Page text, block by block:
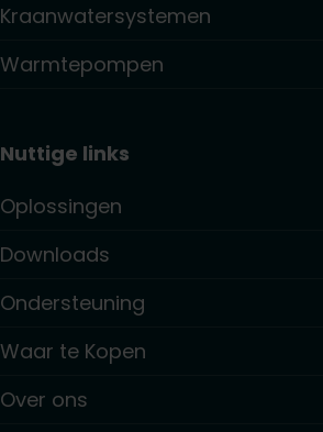
Kraanwatersystemen
Warmtepompen
Nuttige links
Oplossingen
Downloads
Ondersteuning
Waar te Kopen
Over ons